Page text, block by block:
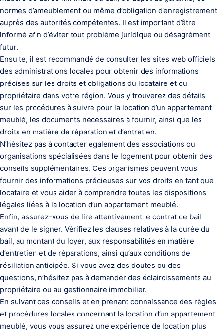
normes d’ameublement ou même d’obligation d’enregistrement
auprès des autorités compétentes. Il est important d’être
informé afin d’éviter tout problème juridique ou désagrément
futur.
Ensuite, il est recommandé de consulter les sites web officiels
des administrations locales pour obtenir des informations
précises sur les droits et obligations du locataire et du
propriétaire dans votre région. Vous y trouverez des détails
sur les procédures à suivre pour la location d’un appartement
meublé, les documents nécessaires à fournir, ainsi que les
droits en matière de réparation et d’entretien.
N’hésitez pas à contacter également des associations ou
organisations spécialisées dans le logement pour obtenir des
conseils supplémentaires. Ces organismes peuvent vous
fournir des informations précieuses sur vos droits en tant que
locataire et vous aider à comprendre toutes les dispositions
légales liées à la location d’un appartement meublé.
Enfin, assurez-vous de lire attentivement le contrat de bail
avant de le signer. Vérifiez les clauses relatives à la durée du
bail, au montant du loyer, aux responsabilités en matière
d’entretien et de réparations, ainsi qu’aux conditions de
résiliation anticipée. Si vous avez des doutes ou des
questions, n’hésitez pas à demander des éclaircissements au
propriétaire ou au gestionnaire immobilier.
En suivant ces conseils et en prenant connaissance des règles
et procédures locales concernant la location d’un appartement
meublé, vous vous assurez une expérience de location plus